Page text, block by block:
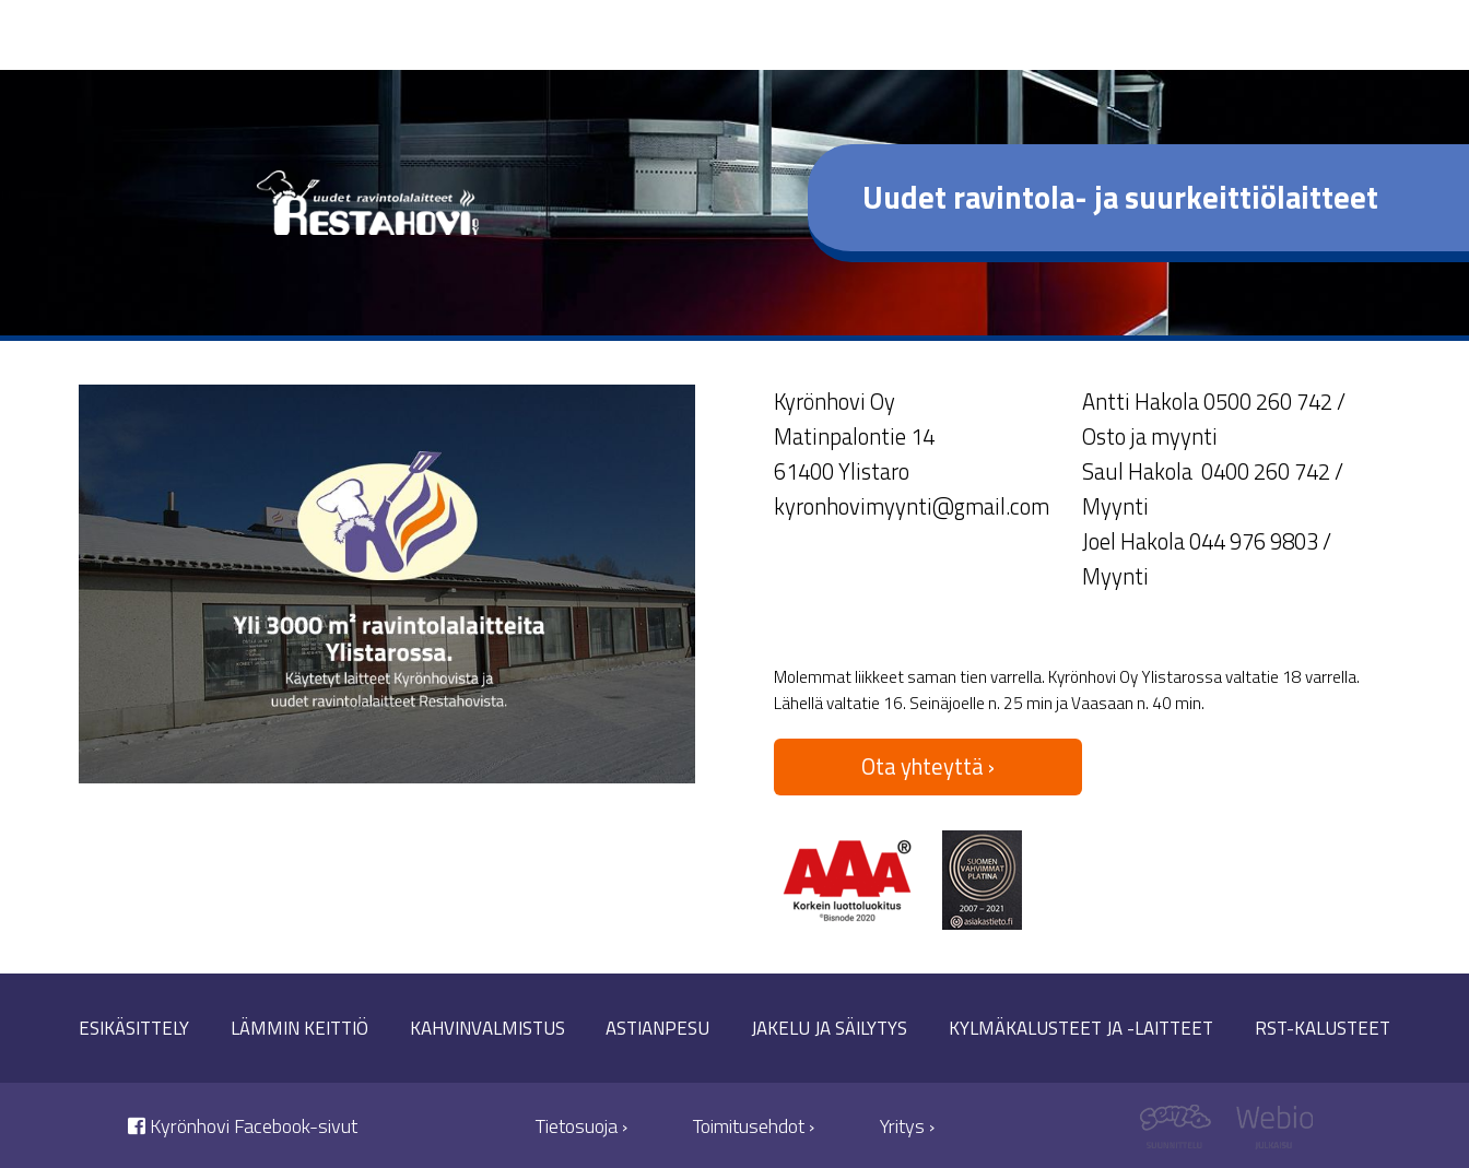
Uudet ravintola- ja suurkeittiölaitteet
Kyrönhovi Oy
Matinpalontie 14
61400 Ylistaro
kyronhovimyynti@gmail.com
Antti Hakola 0500 260 742 /
Osto ja myynti
Saul Hakola 0400 260 742 /
Myynti
Joel Hakola 044 976 9803 /
Myynti
Molemmat liikkeet saman tien varrella. Kyrönhovi Oy Ylistarossa valtatie 18 varrella.
Lähellä valtatie 16. Seinäjoelle n. 25 min ja Vaasaan n. 40 min.
Ota yhteyttä ›
ESIKÄSITTELY LÄMMIN KEITTIÖ KAHVINVALMISTUS ASTIANPESU JAKELU JA SÄILYTYS KYLMÄKALUSTEET JA -LAITTEET RST-KALUSTEET
Kyrönhovi Facebook-sivut Tietosuoja › Toimitusehdot › Yritys ›